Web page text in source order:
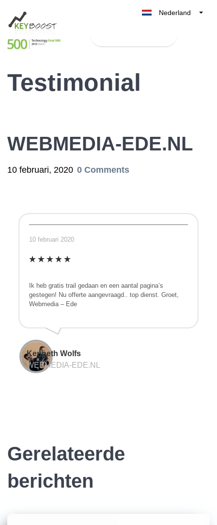
Nederland
België
Testimonial
WEBMEDIA-EDE.NL
10 februari, 2020 0 Comments
10 februari 2020
Ik heb gratis trail gedaan en een aantal pagina’s
gestegen! Nu offerte aangevraagd.. top dienst. Groet,
Webmedia – Ede
Kenneth Wolfs
WEBMEDIA-EDE.NL
Gerelateerde
berichten